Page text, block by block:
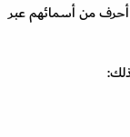
ويمكن للعملاء إضفاء طابعهم الخاص على قارورة ماء العطر الجديد بسعة 90 مل من خلال تزيينها بما يصل إلى 3 أحرف من أسمائهم عبر